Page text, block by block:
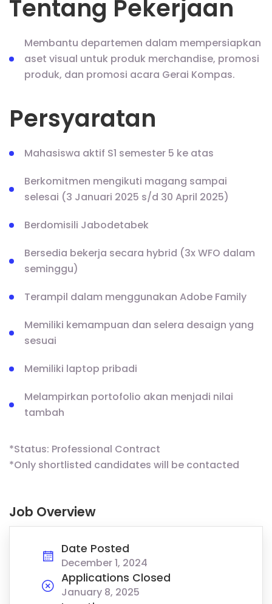
Tentang Pekerjaan
Membantu departemen dalam mempersiapkan
aset visual untuk produk merchandise, promosi
produk, dan promosi acara Gerai Kompas.
Persyaratan
Mahasiswa aktif S1 semester 5 ke atas
Berkomitmen mengikuti magang sampai
selesai (3 Januari 2025 s/d 30 April 2025)
Berdomisili Jabodetabek
⁠Bersedia bekerja secara hybrid (3x WFO dalam
seminggu)
Terampil dalam menggunakan Adobe Family
Memiliki kemampuan dan selera desaign yang
sesuai
⁠Memiliki laptop pribadi
Melampirkan portofolio akan menjadi nilai
tambah
*Status: Professional Contract
*Only shortlisted candidates will be contacted
Job Overview
Date Posted
December 1, 2024
Applications Closed
January 8, 2025